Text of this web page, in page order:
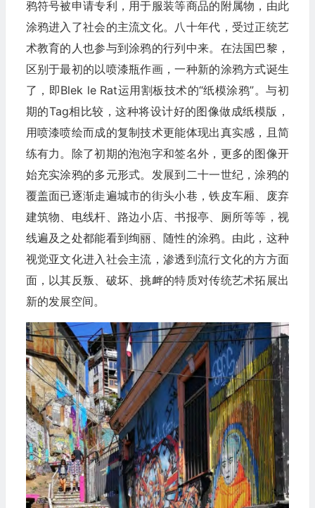
鸦符号被申请专利，用于服装等商品的附属物，由此
涂鸦进入了社会的主流文化。八十年代，受过正统艺
术教育的人也参与到涂鸦的行列中来。在法国巴黎，
区别于最初的以喷漆瓶作画，一种新的涂鸦方式诞生
了，即Blek le Rat运用割板技术的“纸模涂鸦”。与初
期的Tag相比较，这种将设计好的图像做成纸模版，
用喷漆喷绘而成的复制技术更能体现出真实感，且简
练有力。除了初期的泡泡字和签名外，更多的图像开
始充实涂鸦的多元形式。发展到二十一世纪，涂鸦的
覆盖面已逐渐走遍城市的街头小巷，铁皮车厢、废弃
建筑物、电线杆、路边小店、书报亭、厕所等等，视
线遍及之处都能看到绚丽、随性的涂鸦。由此，这种
视觉亚文化进入社会主流，渗透到流行文化的方方面
面，以其反叛、破坏、挑衅的特质对传统艺术拓展出
新的发展空间。